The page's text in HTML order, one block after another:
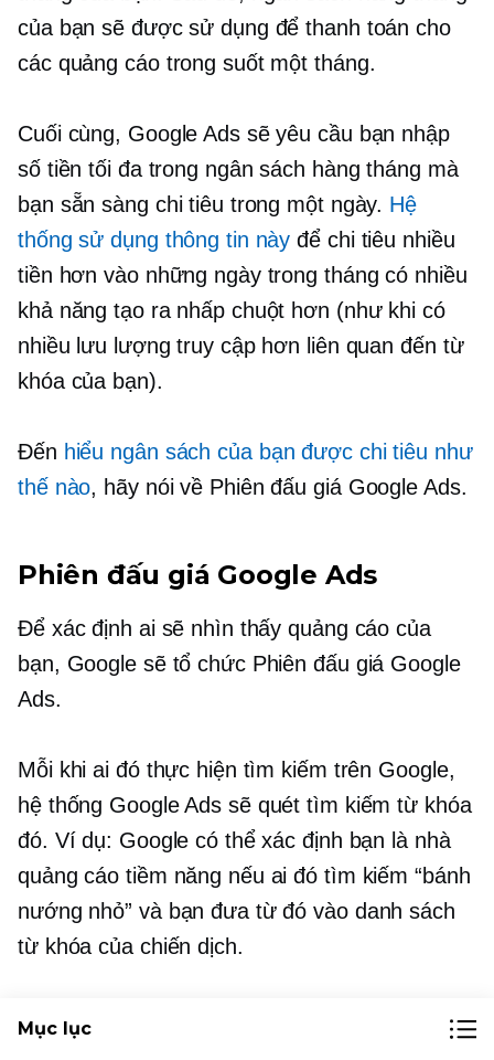
của bạn sẽ được sử dụng để thanh toán cho
các quảng cáo trong suốt một tháng.
Cuối cùng, Google Ads sẽ yêu cầu bạn nhập
số tiền tối đa trong ngân sách hàng tháng mà
bạn sẵn sàng chi tiêu trong một ngày. Hệ
thống sử dụng thông tin này để chi tiêu nhiều
tiền hơn vào những ngày trong tháng có nhiều
khả năng tạo ra nhấp chuột hơn (như khi có
nhiều lưu lượng truy cập hơn liên quan đến từ
khóa của bạn).
Đến hiểu ngân sách của bạn được chi tiêu như
thế nào, hãy nói về Phiên đấu giá Google Ads.
Phiên đấu giá Google Ads
Để xác định ai sẽ nhìn thấy quảng cáo của
bạn, Google sẽ tổ chức Phiên đấu giá Google
Ads.
Mỗi khi ai đó thực hiện tìm kiếm trên Google,
hệ thống Google Ads sẽ quét tìm kiếm từ khóa
đó. Ví dụ: Google có thể xác định bạn là nhà
quảng cáo tiềm năng nếu ai đó tìm kiếm “bánh
nướng nhỏ” và bạn đưa từ đó vào danh sách
từ khóa của chiến dịch.
Tiếp theo, Google so sánh quảng cáo của bạn
Mục lục